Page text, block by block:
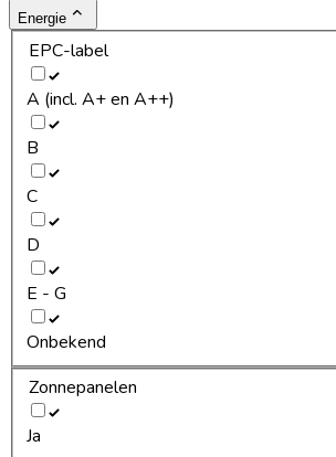
Energie
EPC-label
A (incl. A+ en A++)
B
C
D
E - G
Onbekend
Zonnepanelen
Ja